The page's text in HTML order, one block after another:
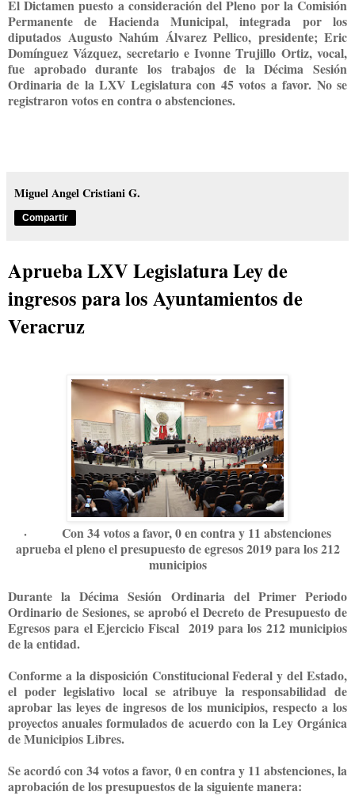
El Dictamen puesto a consideración del Pleno por la Comisión
Permanente de Hacienda Municipal, integrada por los
diputados Augusto Nahúm Álvarez Pellico, presidente; Eric
Domínguez Vázquez, secretario e Ivonne Trujillo Ortiz, vocal,
fue aprobado durante los trabajos de la Décima Sesión
Ordinaria de la LXV Legislatura con 45 votos a favor. No se
registraron votos en contra o abstenciones.
Miguel Angel Cristiani G.
Compartir
Aprueba LXV Legislatura Ley de
ingresos para los Ayuntamientos de
Veracruz
·
Con 34 votos a favor, 0 en contra y 11 abstenciones
aprueba el pleno el presupuesto de egresos 2019 para los 212
municipios
Durante la Décima Sesión Ordinaria del Primer Periodo
Ordinario de Sesiones, se aprobó el Decreto de Presupuesto de
Egresos para el Ejercicio Fiscal 2019 para los 212 municipios
de la entidad.
Conforme a la disposición Constitucional Federal y del Estado,
el poder legislativo local se atribuye la responsabilidad de
aprobar las leyes de ingresos de los municipios, respecto a los
proyectos anuales formulados de acuerdo con la Ley Orgánica
de Municipios Libres.
Se acordó con 34 votos a favor, 0 en contra y 11 abstenciones, la
aprobación de los presupuestos de la siguiente manera: